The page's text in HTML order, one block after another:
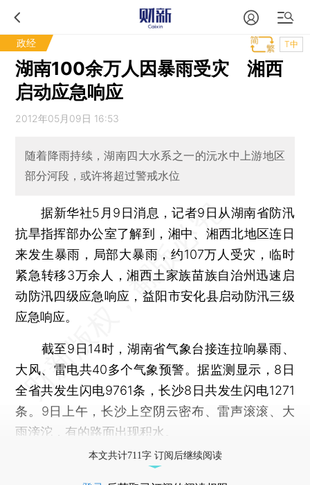
政经 T中
湖南100余万人因暴雨受灾 湘西
启动应急响应
2012年05月09日 16:53
随着降雨持续，湖南四大水系之一的沅水中上游地区
部分河段，或许将超过警戒水位
据新华社5月9日消息，记者9日从湖南省防汛
抗旱指挥部办公室了解到，湘中、湘西北地区连日
来发生暴雨，局部大暴雨，约107万人受灾，临时
紧急转移3万余人，湘西土家族苗族自治州迅速启
动防汛四级应急响应，益阳市安化县启动防汛三级
应急响应。
截至9日14时，湖南省气象台接连拉响暴雨、
大风、雷电共40多个气象预警。据监测显示，8日
全省共发生闪电9761条，长沙8日共发生闪电1271
条。9日上午，长沙上空阴云密布、雷声滚滚、大
雨滂沱，有的路面出现积水。
本文共计711字 订阅后继续阅读